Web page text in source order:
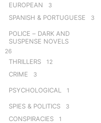
EUROPEAN 3
SPANISH & PORTUGUESE 3
POLICE – DARK AND
SUSPENSE NOVELS
26
THRILLERS 12
CRIME 3
PSYCHOLOGICAL 1
SPIES & POLITICS 3
CONSPIRACIES 1